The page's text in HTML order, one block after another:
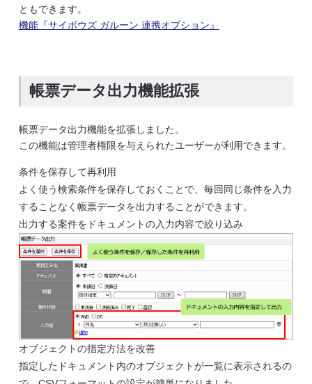
ともできます。
機能『サイボウズ ガルーン 連携オプション』
帳票データ出力機能拡張
帳票データ出力機能を拡張しました。
この機能は管理者権限を与えられたユーザーが利用できます。
条件を保存して再利用
よく使う検索条件を保存しておくことで、毎回同じ条件を入力
することなく帳票データを出力することができます。
出力する案件をドキュメントの入力内容で絞り込み
オブジェクトの指定方法を改善
指定したドキュメント内のオブジェクトが一覧に表示されるの